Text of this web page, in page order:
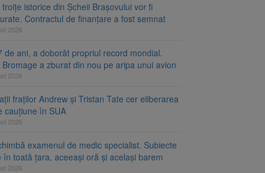
istorice din Șcheii Brașovului vor fi
Contractul de finanțare a fost semnat
2026
de ani, a doborât propriul record mondial.
Bromage a zburat din nou pe aripa unui avion
2026
fraților Andrew și Tristan Tate cer eliberarea
cauțiune în SUA
2026
examenul de medic specialist. Subiecte
în toată țara, aceeași oră și același barem
2026